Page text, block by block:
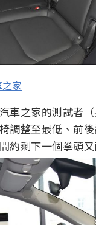
家
車之家的測試者（
調整至最低、前
約剩下一個拳頭又